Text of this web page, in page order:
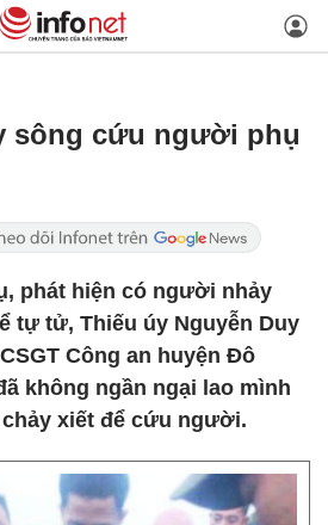
sông cứu người phụ
phát hiện có người nhảy
tự tử, Thiếu úy Nguyễn Duy
Công an huyện Đô
không ngần ngại lao mình
xiết để cứu người.